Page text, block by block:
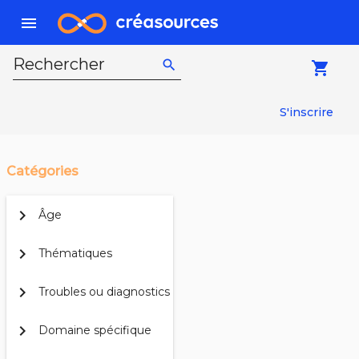
menu
Rechercher search local_grocery_store
S'inscrire
Catégories
chevron_right Âge
chevron_right Thématiques
chevron_right Troubles ou diagnostics
chevron_right Domaine spécifique